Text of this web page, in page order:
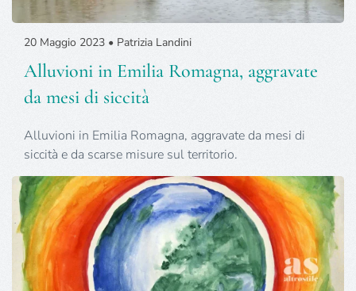
20 Maggio 2023 • Patrizia Landini
Alluvioni in Emilia Romagna, aggravate
da mesi di siccità
Alluvioni in Emilia Romagna, aggravate da mesi di
siccità e da scarse misure sul territorio.